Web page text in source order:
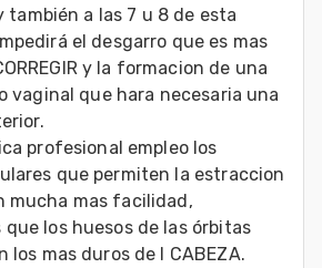
también a las 7 u 8 de esta
el desgarro que es mas
y la formacion de una
vaginal que hara necesaria una
profesional empleo los
que permiten la estraccion
mucha mas facilidad,
que los huesos de las órbitas
los mas duros de l CABEZA.